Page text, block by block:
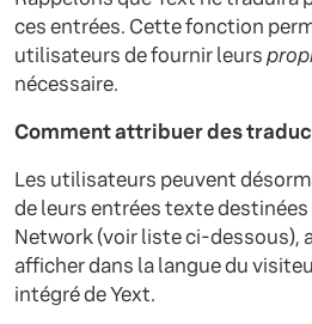
ces entrées. Cette fonction
utilisateurs de fournir leurs
nécessaire.
Comment attribuer des
Les utilisateurs peuvent
de leurs entrées texte
Network (voir liste ci-dessous),
afficher dans la langue du
intégré de Yext.